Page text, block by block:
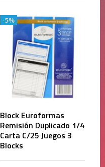
Block Euroformas
Remisión Duplicado 1/4
Carta C/25 Juegos 3
Blocks
-5%